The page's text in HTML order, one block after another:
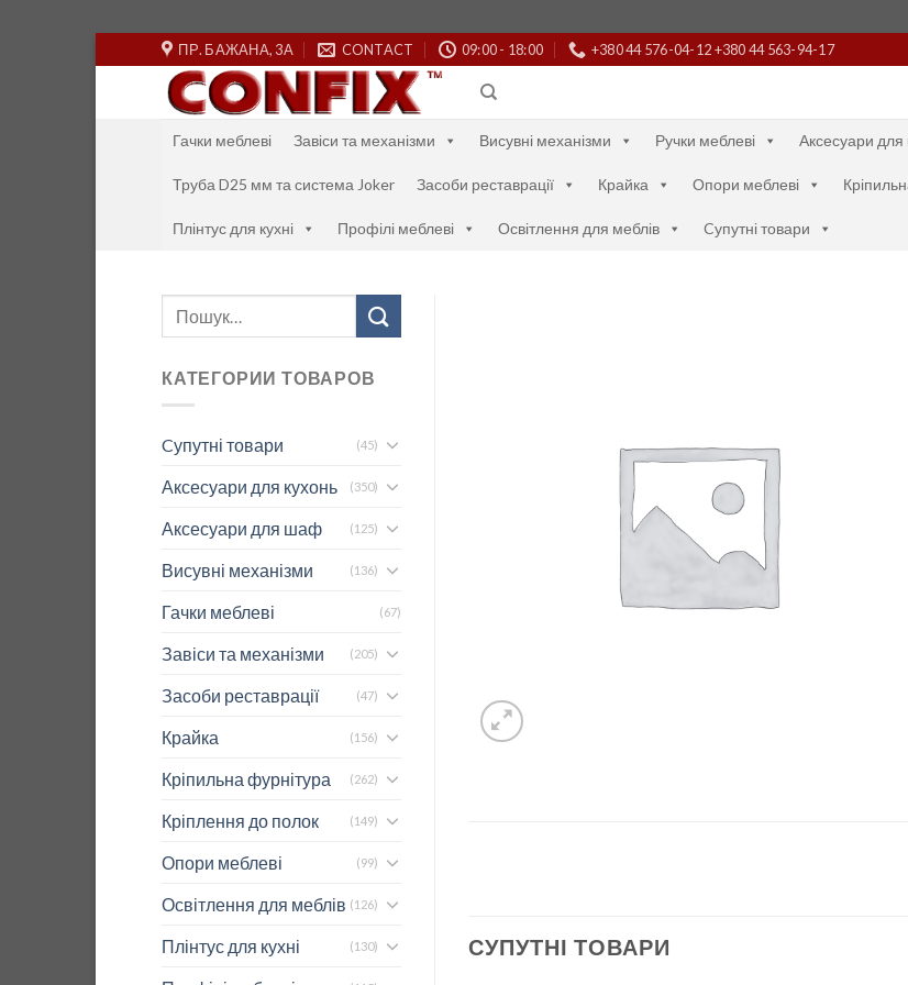
to
ПР. БАЖАНА, 3А CONTACT 09:00 - 18:00 +380 44 576-04-12 +380 44 563-94-17
Гачки меблеві Завіси та механізми Висувні механізми Ручки меблеві Аксесуари для
Труба D25 мм та система Joker Засоби реставрації Крайка Опори меблеві
Плінтус для кухні Профілі меблеві Освітлення для меблів Cупутні товари
Шукати:
КАТЕГОРИИ ТОВАРОВ
Cупутні товари (45)
Аксесуари для кухонь (350)
Аксесуари для шаф (125)
Висувні механізми (136)
Гачки меблеві (67)
Завіси та механізми (205)
Засоби реставрації (47)
Крайка (156)
Кріпильна фурнітура (262)
Кріплення до полок (149)
Опори меблеві (99)
Освітлення для меблів (126)
Плінтус для кухні (130) СУПУТНІ ТОВАРИ